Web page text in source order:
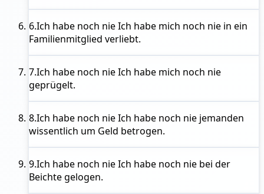
6.Ich habe noch nieIch habe mich noch nie in ein
Familienmitglied verliebt.
7.Ich habe noch nieIch habe mich noch nie
geprügelt.
8.Ich habe noch nieIch habe noch nie jemanden
wissentlich um Geld betrogen.
9.Ich habe noch nieIch habe noch nie bei der
Beichte gelogen.